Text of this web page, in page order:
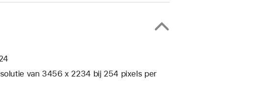
van 3456 x 2234 bij 254 pixels per